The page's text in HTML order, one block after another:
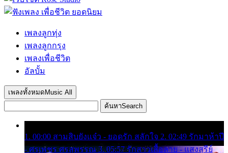
เพลงลูกทุ่ง
เพลงลูกกรุง
เพลงเพื่อชีวิต
อัลบั้ม
เพลงทั้งหมด Music All
ค้นหาSearch
1. 00:00 สามสิบยังแจ๋ว - ยอดรัก สลักใจ 2. 02:49 รักมาห้าปี
- ศรเพชร ศรสุพรรณ 3. 05:57 รักสาวเสื้อลาย - แสงสุรีย์